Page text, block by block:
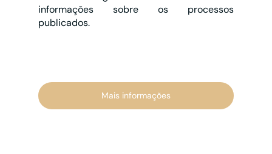
informações sobre os processos
publicados.
Mais informações